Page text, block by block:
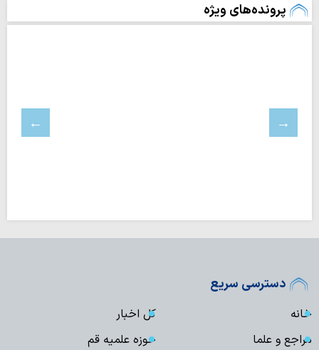
پرونده‌های ویژه
دسترسی سریع
خانه
کل اخبار
مراجع و علما
حوزه علمیه قم